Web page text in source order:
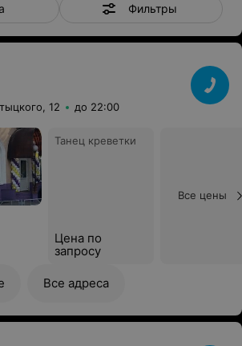
Фильтры
12 до 22:00
Танец креветки
Цена по
запросу
Все цены
Все адреса